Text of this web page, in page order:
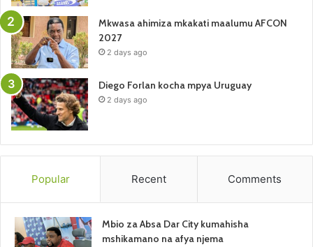
Mkwasa ahimiza mkakati maalumu AFCON
2027
2 days ago
Diego Forlan kocha mpya Uruguay
2 days ago
Popular Recent Comments
Mbio za Absa Dar City kumahisha
mshikamano na afya njema